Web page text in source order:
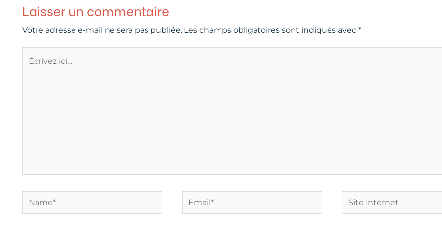
Laisser un commentaire
Votre adresse e-mail ne sera pas publiée. Les champs obligatoires sont indiqués avec *
ici…
Internet